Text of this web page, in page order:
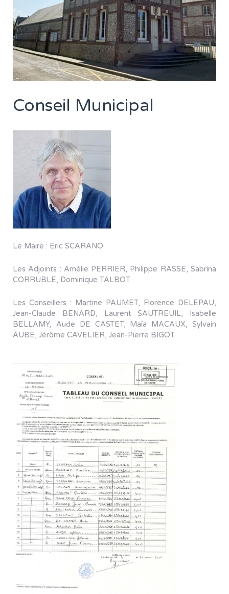
Conseil Municipal
Le Maire : Eric SCARANO
Les Adjoints : Amélie PERRIER, Philippe RASSE, Sabrina
CORRUBLE, Dominique TALBOT
Les Conseillers : Martine PAUMET, Florence DELEPAU,
Jean-Claude BENARD, Laurent SAUTREUIL, Isabelle
BELLAMY, Aude DE CASTET, Maïa MACAUX, Sylvain
AUBE, Jérôme CAVELIER, Jean-Pierre BIGOT